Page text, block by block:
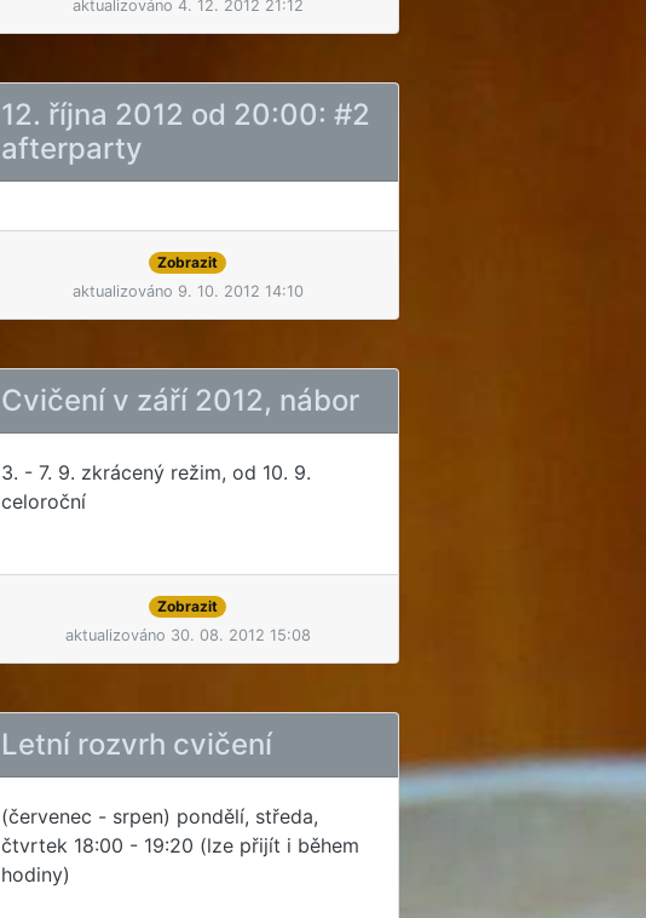
aktualizováno 4. 12. 2012 21:12
12. října 2012 od 20:00: #2
afterparty
Zobrazit
aktualizováno 9. 10. 2012 14:10
Cvičení v září 2012, nábor
3. - 7. 9. zkrácený režim, od 10. 9.
celoroční
Zobrazit
aktualizováno 30. 08. 2012 15:08
Letní rozvrh cvičení
(červenec - srpen) pondělí, středa,
čtvrtek 18:00 - 19:20 (lze přijít i během
hodiny)